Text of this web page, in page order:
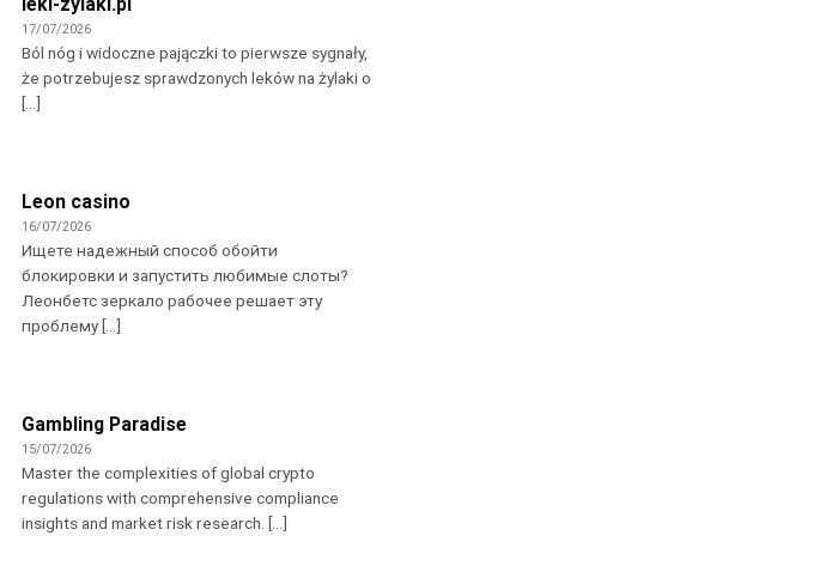
17/07/2026
Ból nóg i widoczne pajączki to pierwsze sygnały,
że potrzebujesz sprawdzonych leków na żylaki o
[...]
Leon casino
16/07/2026
Ищете надежный способ обойти
блокировки и запустить любимые слоты?
Леонбетс зеркало рабочее решает эту
проблему [...]
Gambling Paradise
15/07/2026
Master the complexities of global crypto
regulations with comprehensive compliance
insights and market risk research. [...]